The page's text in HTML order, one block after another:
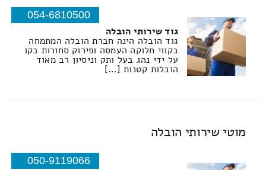
054-6810500
גוד שירותי הובלה
גוד הובלה הינה חברת הובלה המתמחה
בקווי חלוקה העמסה ופירוק סחורות בקו
על ידי נהג בעל ותק וניסיון רב מאוד
הובלות קטנות […]
מוטי שירותי הובלה
050-9119066